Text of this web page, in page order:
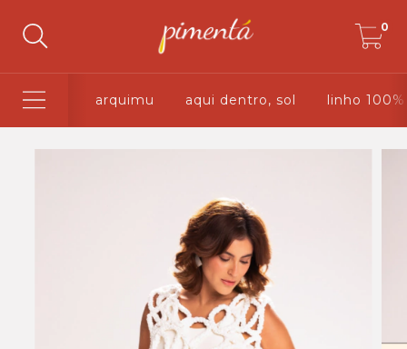
0
arquimu aqui dentro, sol linho 100%